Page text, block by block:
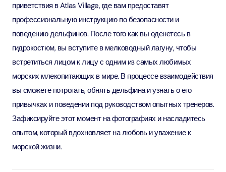
приветствия в Atlas Village, где вам предоставят
профессиональную инструкцию по безопасности и
поведению дельфинов. После того как вы оденетесь в
гидрокостюм, вы вступите в мелководный лагуну, чтобы
встретиться лицом к лицу с одним из самых любимых
морских млекопитающих в мире. В процессе взаимодействия
вы сможете потрогать, обнять дельфина и узнать о его
привычках и поведении под руководством опытных тренеров.
Зафиксируйте этот момент на фотографиях и насладитесь
опытом, который вдохновляет на любовь и уважение к
морской жизни.